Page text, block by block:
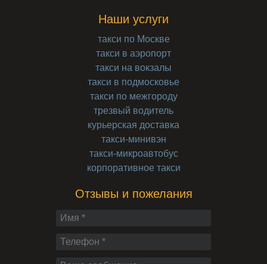
Наши услуги
такси по Москве
такси в аэропорт
такси на вокзалы
такси в подмосковье
такси по межгороду
трезвый водитель
курьерская доставка
такси-минивэн
такси-микроавтобус
корпоративное такси
Отзывы и пожелания